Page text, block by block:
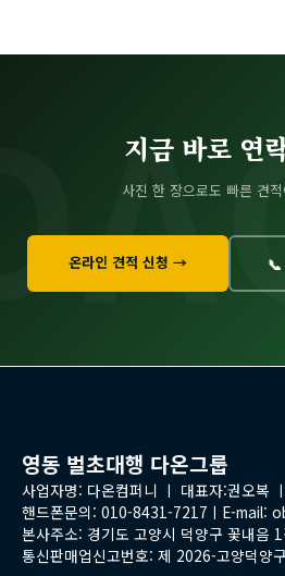
지금 바로 연
사진 한 장으로도 빠른 견
온라인 견적 신청 →
영동 벌초대행 다온그룹
사업자명: 다온컴퍼니 ㅣ 대표자:권오복
핸드폰문의: 010-8431-7217ㅣE-mail:
본사주소: 경기도 고양시 덕양구 꽃내음
통신판매업신고번호: 제 2026-고양덕양